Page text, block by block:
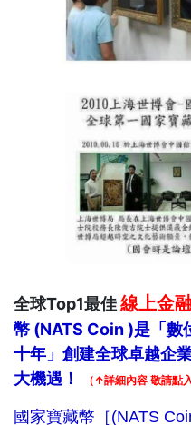
全球Top1最佳線上金
幣 (NATS Coin )是「數
十年」創建全球卓越企
大機遇！
（↑詳細內容 敬請點入
國家寶藏幣［(NATS